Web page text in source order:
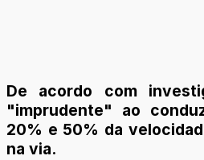
De acordo com
"imprudente" ao
20% e 50% da
na via.